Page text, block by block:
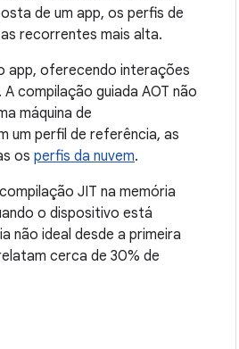
de um app, os perfis de
recorrentes mais alta.
app, oferecendo interações
compilação guiada AOT não
máquina de
um perfil de referência, as
os perfis da nuvem.
JIT na memória
o dispositivo está
não ideal desde a primeira
cerca de 30% de